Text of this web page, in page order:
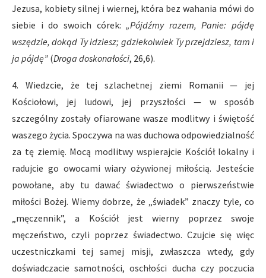
Jezusa, kobiety silnej i wiernej, która bez wahania mówi do
siebie i do swoich córek:„Pójdźmy razem, Panie: pójdę
wszędzie, dokąd Ty idziesz; gdziekolwiek Ty przejdziesz, tam i
ja pójdę” (Droga doskonałości, 26,6).
4. Wiedzcie, że tej szlachetnej ziemi Romanii — jej
Kościołowi, jej ludowi, jej przyszłości — w sposób
szczególny zostały ofiarowane wasze modlitwy i świętość
waszego życia. Spoczywa na was duchowa odpowiedzialność
za tę ziemię. Mocą modlitwy wspierajcie Kościół lokalny i
radujcie go owocami wiary ożywionej miłością. Jesteście
powołane, aby tu dawać świadectwo o pierwszeństwie
miłości Bożej. Wiemy dobrze, że „świadek” znaczy tyle, co
„męczennik”, a Kościół jest wierny poprzez swoje
męczeństwo, czyli poprzez świadectwo. Czujcie się więc
uczestniczkami tej samej misji, zwłaszcza wtedy, gdy
doświadczacie samotności, oschłości ducha czy poczucia